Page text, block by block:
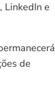
LinkedIn e
de